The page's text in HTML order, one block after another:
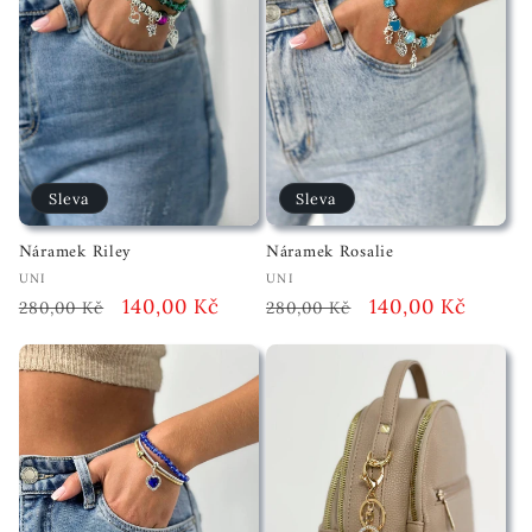
Sleva
Náramek Riley
Vendor:
UNI
Běžná
280,00 Kč
Akční
140,00 Kč
Sleva
Náramek Rosalie
Vendor:
UNI
Běžná
280,00 Kč
Akční
140,00 Kč